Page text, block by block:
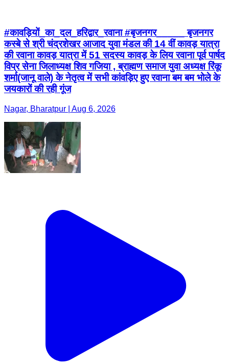
#कावड़ियों_का_दल_हरिद्वार_रवाना #बृजनगर_____ बृजनगर
कस्बे से श्री चंद्रशेखर आजाद युवा मंडल की 14 वीं कावड़ यात्रा
की रवाना कावड़ यात्रा में 51 सदस्य कावड़ के लिय रवाना पूर्व पार्षद
विप्र सेना जिलाध्यक्ष शिव गजिया , ब्राह्मण समाज युवा अध्यक्ष रिंकू
शर्मा(जानू वाले) के नेतृत्व में सभी कांवड़िए हुए रवाना बम बम भोले के
जयकारों की रही गूंज
Nagar, Bharatpur | Aug 6, 2026